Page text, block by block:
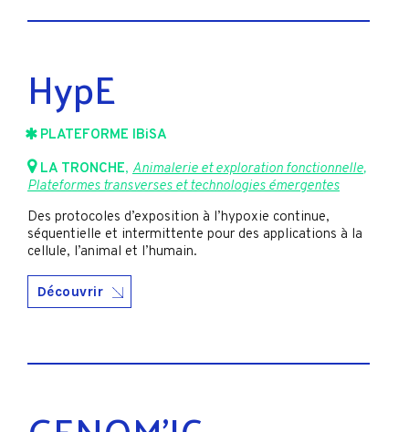
HypE
PLATEFORME IBiSA
LA TRONCHE, Animalerie et exploration fonctionnelle,
Plateformes transverses et technologies émergentes
Des protocoles d’exposition à l’hypoxie continue,
séquentielle et intermittente pour des applications à la
cellule, l’animal et l’humain.
Découvrir